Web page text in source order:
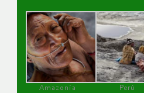
Amazonía
Perú